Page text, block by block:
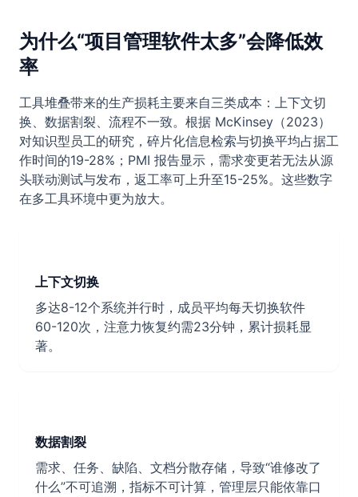
为什么“项目管理软件太多”会降低效
率
工具堆叠带来的生产损耗主要来自三类成本：上下文切
换、数据割裂、流程不一致。根据 McKinsey（2023）
对知识型员工的研究，碎片化信息检索与切换平均占据工
作时间的19-28%；PMI 报告显示，需求变更若无法从源
头联动测试与发布，返工率可上升至15-25%。这些数字
在多工具环境中更为放大。
上下文切换
多达8-12个系统并行时，成员平均每天切换软件
60-120次，注意力恢复约需23分钟，累计损耗显
著。
数据割裂
需求、任务、缺陷、文档分散存储，导致“谁修改了
什么”不可追溯，指标不可计算，管理层只能依靠口